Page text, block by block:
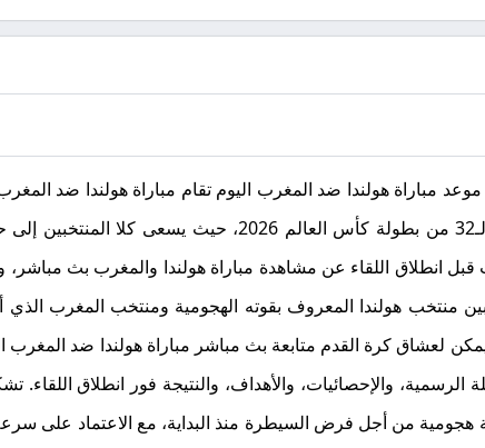
مشاهدة مباراة هولندا ضد المغرب بث مباشر اليوم في كأس العالم 2026 موعد مباراة هولندا ضد المغرب اليوم تقام مباراة
الساعة 4:00 صباحًا بتوقيت مكة المكرمة واليمن، ضمن منافسات دور الـ32 من بطولة كأس العالم 2026،
قبل انطلاق اللقاء عن مشاهدة مباراة هولندا والمغرب بث
منتخب هولندا المعروف بقوته الهجومية ومنتخب المغرب الذي
لعشاق كرة القدم متابعة بث مباشر مباراة هولندا ضد المغرب
والإحصائيات، والأهداف، والنتيجة فور انطلاق اللقاء.
هجومية من أجل فرض السيطرة منذ البداية، مع الاعتماد على